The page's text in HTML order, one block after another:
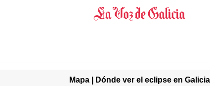
Mapa | Dónde ver el eclipse en Galicia